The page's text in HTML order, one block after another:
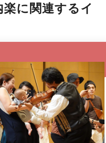
に関連するイ